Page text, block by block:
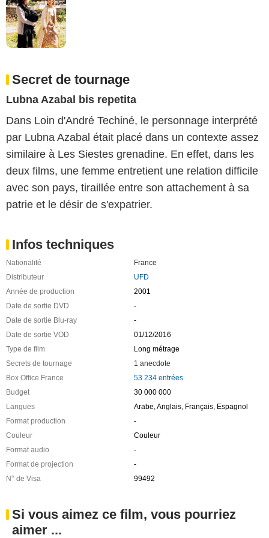
Secret de tournage
Lubna Azabal bis repetita
Dans Loin d'André Techiné, le personnage interprété
par Lubna Azabal était placé dans un contexte assez
similaire à Les Siestes grenadine. En effet, dans les
deux films, une femme entretient une relation difficile
avec son pays, tiraillée entre son attachement à sa
patrie et le désir de s'expatrier.
Infos techniques
Nationalité
France
Distributeur
UFD
Année de production
2001
Date de sortie DVD
-
Date de sortie Blu-ray
-
Date de sortie VOD
01/12/2016
Type de film
Long métrage
Secrets de tournage
1 anecdote
Box Office France
53 234 entrées
Budget
30 000 000
Langues
Arabe, Anglais, Français, Espagnol
Format production
-
Couleur
Couleur
Format audio
-
Format de projection
-
N° de Visa
99492
Si vous aimez ce film, vous pourriez
aimer ...